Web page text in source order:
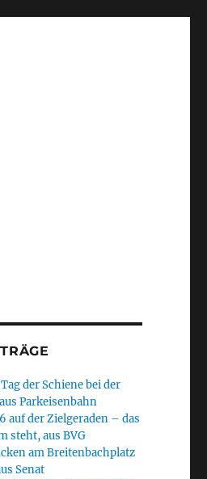
der Schiene bei der
Parkeisenbahn
auf der Zielgeraden – das
steht, aus BVG
am Breitenbachplatz
Senat